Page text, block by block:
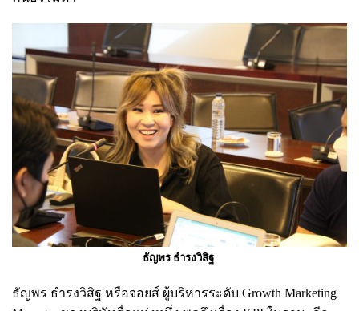
ธัญพร ธำรงวิสิฐ
ธัญพร ธำรงวิสิฐ หรือจอยส์ ผู้บริหารระดับ Growth Marketing